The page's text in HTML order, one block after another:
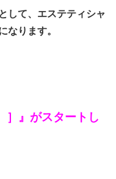
して、エステティシャ
なります。
］』がスタートし